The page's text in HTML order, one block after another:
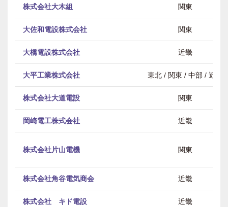
株式会社大木組 関東
大佐和電設株式会社 関東
大橋電設株式会社 近畿
大平工業株式会社 東北 / 関東 / 中部 / 近畿
株式会社大道電設 関東
岡崎電工株式会社 近畿
株式会社片山電機 関東
株式会社角谷電気商会 近畿
株式会社 キド電設 近畿